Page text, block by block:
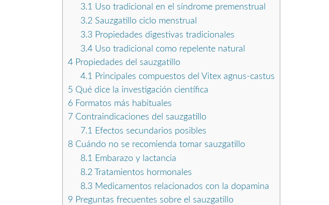
3.1 Uso tradicional en el síndrome premenstrual
3.2 Sauzgatillo ciclo menstrual
3.3Propiedades digestivas tradicionales
3.4Uso tradicional como repelente natural
4 Propiedades del sauzgatillo
4.1
Principales compuestos del Vitex agnus-castus
5 Qué dice la investigación científica
6 Formatos más habituales
7 Contraindicaciones del sauzgatillo
7.1
Efectos secundarios posibles
8 Cuándo no se recomienda tomar sauzgatillo
8.1
Embarazo y lactancia
8.2 Tratamientos hormonales
8.3Medicamentos relacionados con la dopamina
9 Preguntas frecuentes sobre el sauzgatillo